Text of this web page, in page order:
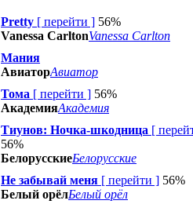
Pretty [ перейти ] 56%
Vanessa CarltonVanessa Carlton
Мания
АвиаторАвиатор
Тома [ перейти ] 56%
АкадемияАкадемия
Тиунов: Ночка-шкодница [
56%
БелорусскиеБелорусские
Не забывай меня [ перейти ] 56%
Белый орёлБелый орёл